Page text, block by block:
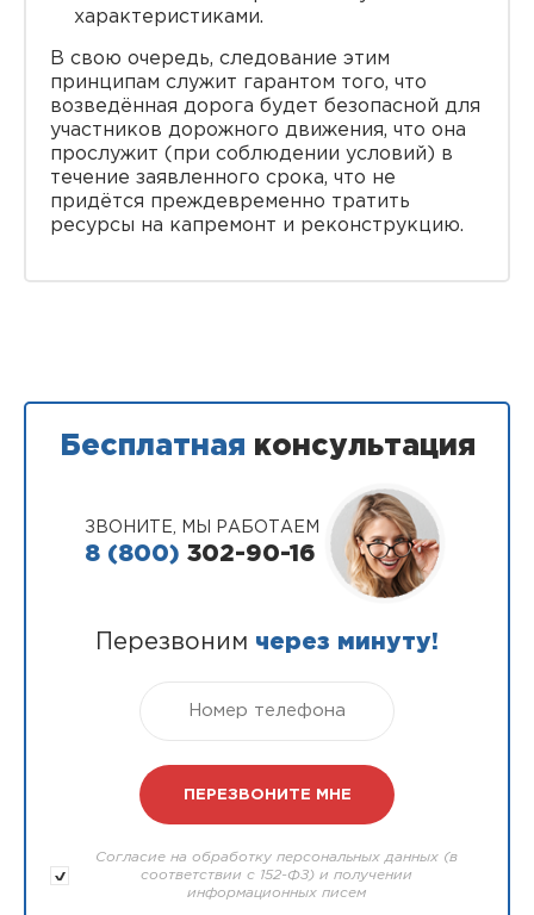
характеристиками.
В свою очередь, следование этим
принципам служит гарантом того, что
возведённая дорога будет безопасной для
участников дорожного движения, что она
прослужит (при соблюдении условий) в
течение заявленного срока, что не
придётся преждевременно тратить
ресурсы на капремонт и реконструкцию.
Бесплатная консультация
ЗВОНИТЕ, МЫ РАБОТАЕМ
8 (800) 302-90-16
Перезвоним через минуту!
Согласие на обработку персональных данных (в
соответствии с 152-ФЗ) и получении
информационных писем